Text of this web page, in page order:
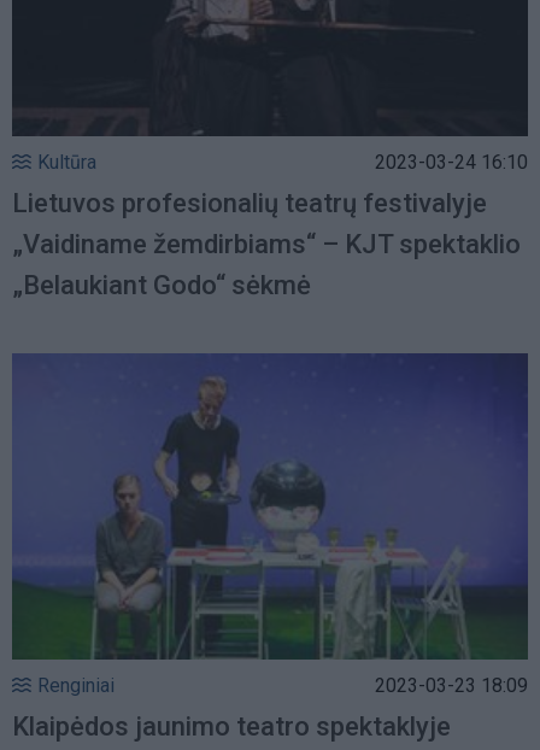
Kultūra 2023-03-24 16:10
Lietuvos profesionalių teatrų festivalyje
„Vaidiname žemdirbiams“ – KJT spektaklio
„Belaukiant Godo“ sėkmė
Renginiai 2023-03-23 18:09
Klaipėdos jaunimo teatro spektaklyje